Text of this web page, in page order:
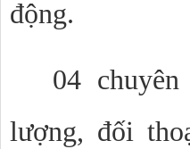
động.
04
lượng, đối